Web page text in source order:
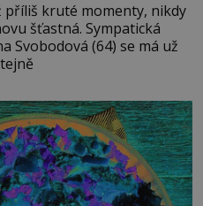
příliš kruté momenty, nikdy
Sympatická
Svobodová (64) se má už